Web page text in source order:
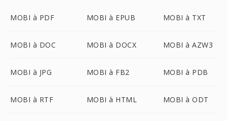
MOBI à PDF MOBI à EPUB MOBI à TXT
MOBI à DOC MOBI à DOCX MOBI à AZW3
MOBI à JPG MOBI à FB2 MOBI à PDB
MOBI à RTF MOBI à HTML MOBI à ODT